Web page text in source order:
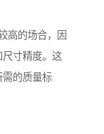
高的场合，因
寸精度。这
需的质量标